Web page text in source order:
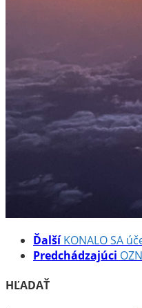
Naše služby
PONUKA
VIDEÁ ŠKOLY
POLYGRAFICKÉ MÚZEUM
ŠTUDIJNÉ ODBORY
Videá
TECHNIK TLAČOVÝCH
OPERÁTOR OFSETOVEJ